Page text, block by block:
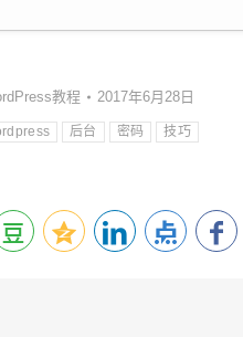
教程 2017年6月28日
后台 密码 技巧